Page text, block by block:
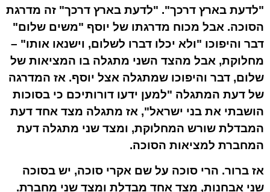
"לדעת בארץ דרכך". "לדעת בארץ דרכך" זה מדרגת
הסוכה. אבל מכוח מדרגתו של יוסף "משים שלום"
דבר והיפוכו "ולא יכלו דברו לשלום, וישנאו אותו" –
מחלוקת, אבל מהצד השני מתגלה בו המציאות של
שלום, דבר והיפוכו שמתגלה אצל יוסף. אז המדרגה
של דעת המתגלה "למען ידעו דורותיכם כי בסוכות
הושבתי את בני ישראל", אז מתגלה מצד אחד דעת
המבדלת שורש המחלוקת, ומצד שני מתגלה דעת
המחברת למציאות הסוכה.
אז ברור. הרי סוכה על שם אקרי סוכה, יש בסוכה
שני אבחנות, מצד אחד מבדלת ומצד שני מחברת.